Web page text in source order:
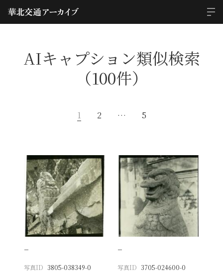
AIキャプション類似検索
（100件）
1 2 … 5
−
写真ID 3805-038349-0
−
写真ID 3705-024600-0